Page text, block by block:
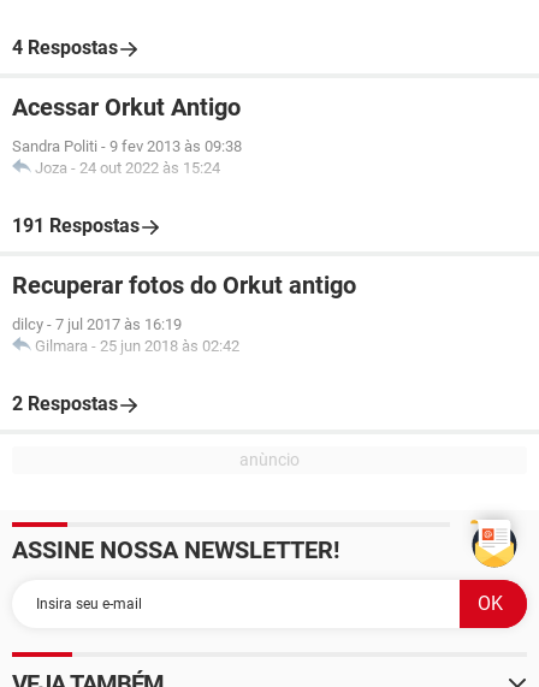
4 Respostas
Acessar Orkut Antigo
Sandra Politi - 9 fev 2013 às 09:38
Joza - 24 out 2022 às 15:24
191 Respostas
Recuperar fotos do Orkut antigo
dilcy - 7 jul 2017 às 16:19
Gilmara - 25 jun 2018 às 02:42
2 Respostas
ASSINE NOSSA NEWSLETTER!